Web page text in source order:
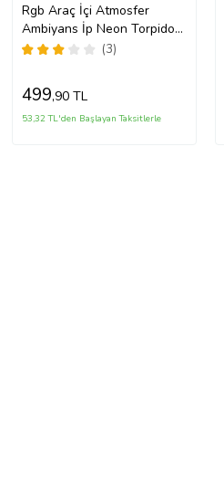
Rgb Araç İçi Atmosfer
Ambiyans İp Neon Torpido
Led 3 Metre USB Girişli
(3)
499,90 TL
53,32 TL'den Başlayan Taksitlerle